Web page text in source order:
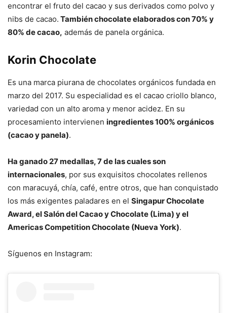
encontrar el fruto del cacao y sus derivados como polvo y
nibs de cacao. También chocolate elaborados con 70% y
80% de cacao, además de panela orgánica.
Korin Chocolate
Es una marca piurana de chocolates orgánicos fundada en
marzo del 2017. Su especialidad es el cacao criollo blanco,
variedad con un alto aroma y menor acidez. En su
procesamiento intervienen ingredientes 100% orgánicos
(cacao y panela).
Ha ganado 27 medallas, 7 de las cuales son
internacionales, por sus exquisitos chocolates rellenos
con maracuyá, chía, café, entre otros, que han conquistado
los más exigentes paladares en el Singapur Chocolate
Award, el Salón del Cacao y Chocolate (Lima) y el
Americas Competition Chocolate (Nueva York).
Síguenos en Instagram: